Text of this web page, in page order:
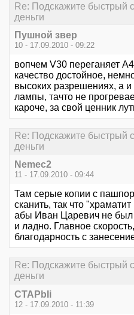
Re: Подскажите быстрый
деньги
Пушной звер
10 - 17.09.2010 - 09:22
вопчем V30 переганяет
качество достойное,
высоких разрешениях, а
лампы, тачто не
кароче, за свой ценник
Re: Подскажите быстрый
деньги
Nemec2
11 - 17.09.2010 - 09:44
Там серые копии с
сканить, так что
абы Иван Царевич не
и ладно. Главное
благодарность с
Re: Подскажите быстрый
деньги
CTAPbIi
12 - 17.09.2010 - 11:39